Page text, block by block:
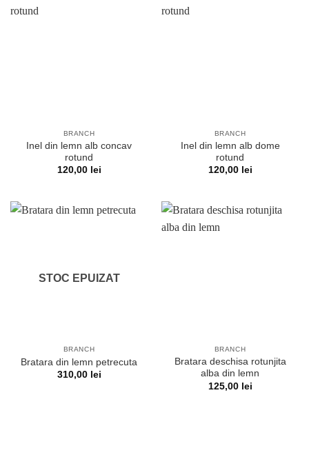
BRANCH
Inel din lemn alb concav
rotund
120,00 lei
BRANCH
Inel din lemn alb dome
rotund
120,00 lei
STOC EPUIZAT
BRANCH
Bratara din lemn petrecuta
310,00 lei
BRANCH
Bratara deschisa rotunjita
alba din lemn
125,00 lei